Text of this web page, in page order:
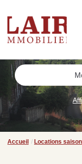
Nous
Nos
Contact
Nos
SUIVEZ-NOUS SUR
NOS CONSEILS IMMO
Conseils
pour vous
Accueil Locations